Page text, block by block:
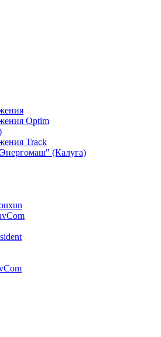
Optim
Track
(Калуга)